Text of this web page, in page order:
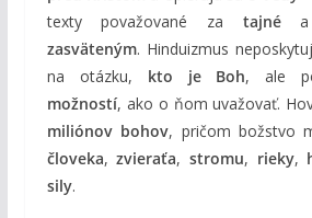
texty považované za tajné
zasväteným. Hinduizmus
na otázku, kto je Boh, ale
možností, ako o ňom uvažovať.
miliónov bohov, pričom božstvo
človeka,zvieraťa, stromu, rieky,
sily.